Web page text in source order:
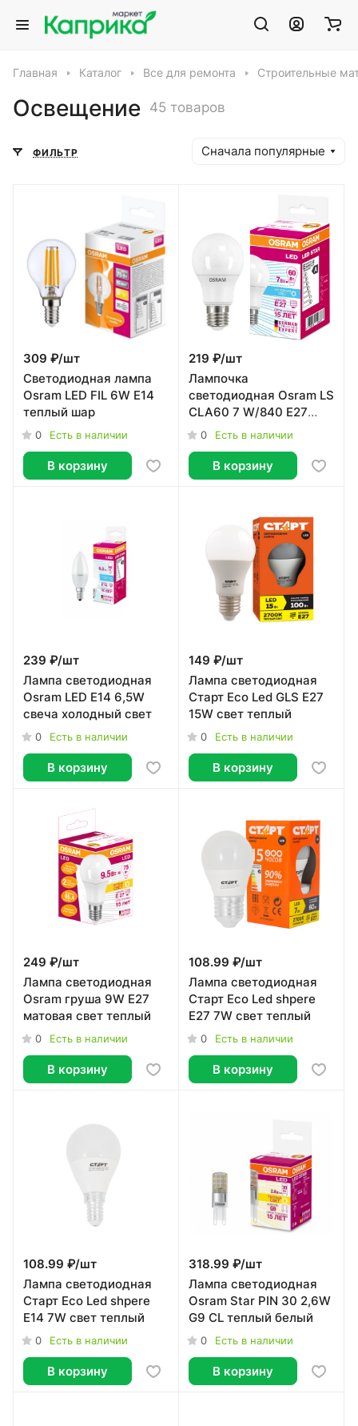
Главная Каталог Все для ремонта Строительные
Освещение 45 товаров
ФИЛЬТР Сначала популярные
309 ₽/шт
Светодиодная лампа
Osram LED FIL 6W E14
теплый шар
0 Есть в наличии
В корзину
219 ₽/шт
Лампочка
светодиодная Osram LS
CLA60 7 W/840 E27
холодный свет
0 Есть в наличии
В корзину
239 ₽/шт
Лампа светодиодная
Osram LED E14 6,5W
свеча холодный свет
0 Есть в наличии
В корзину
149 ₽/шт
Лампа светодиодная
Старт Eco Led GLS E27
15W свет теплый
0 Есть в наличии
В корзину
249 ₽/шт
Лампа светодиодная
Osram груша 9W Е27
матовая свет теплый
0 Есть в наличии
В корзину
108.99 ₽/шт
Лампа светодиодная
Старт Eco Led shpere
E27 7W свет теплый
0 Есть в наличии
В корзину
108.99 ₽/шт
Лампа светодиодная
Старт Eco Led shpere
E14 7W свет теплый
0 Есть в наличии
В корзину
318.99 ₽/шт
Лампа светодиодная
Osram Star PIN 30 2,6W
G9 CL теплый белый
0 Есть в наличии
В корзину